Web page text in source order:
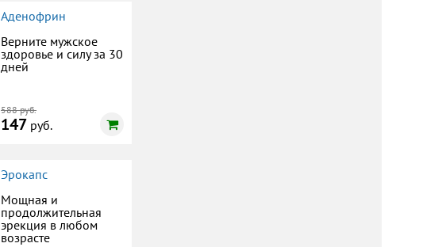
Аденофрин
Верните мужское
здоровье и силу за 30
дней
588 руб.
147 руб.
Эрокапс
Мощная и
продолжительная
эрекция в любом
возрасте